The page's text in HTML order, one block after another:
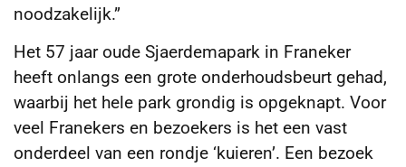
noodzakelijk.”
Het 57 jaar oude Sjaerdemapark in Franeker
heeft onlangs een grote onderhoudsbeurt gehad,
waarbij het hele park grondig is opgeknapt. Voor
veel Franekers en bezoekers is het een vast
onderdeel van een rondje ‘kuieren’. Een bezoek